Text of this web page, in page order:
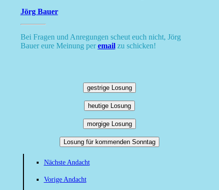
Jörg Bauer
Bei Fragen und Anregungen scheut euch nicht, Jörg
Bauer eure Meinung peremailzu schicken!
gestrige Losung
heutige Losung
morgige Losung
Losung für kommenden Sonntag
Nächste Andacht
Vorige Andacht